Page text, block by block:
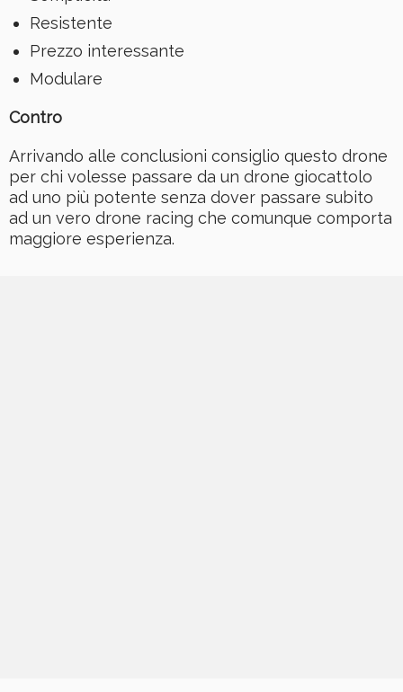
Resistente
Prezzo interessante
Modulare
Contro
Arrivando alle conclusioni consiglio questo drone
per chi volesse passare da un drone giocattolo
ad uno più potente senza dover passare subito
ad un vero drone racing che comunque comporta
maggiore esperienza.